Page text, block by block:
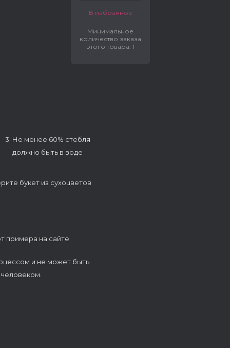
В избранное
Минимальное
количество заказа
этого товара: 1
3. Не менее 60% стебля
должно быть в воде
букет из сухоцветов
примера на сайте.
и не может быть